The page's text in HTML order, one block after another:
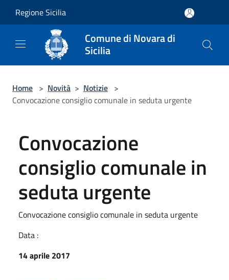
Regione Sicilia
Comune di Novara di
Sicilia
Home > Novità > Notizie >
Convocazione consiglio comunale in seduta urgente
Convocazione
consiglio comunale in
seduta urgente
Convocazione consiglio comunale in seduta urgente
Data :
14 aprile 2017